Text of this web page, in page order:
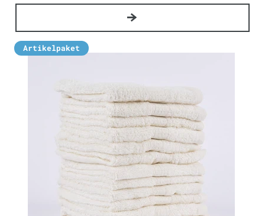
Artikelpaket